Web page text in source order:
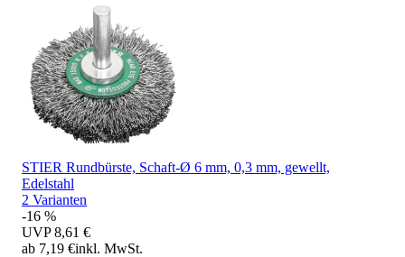
STIER Rundbürste, Schaft-Ø 6 mm, 0,3 mm, gewellt,
Edelstahl
2 Varianten
-16 %
UVP 8,61 €
ab 7,19 €inkl. MwSt.